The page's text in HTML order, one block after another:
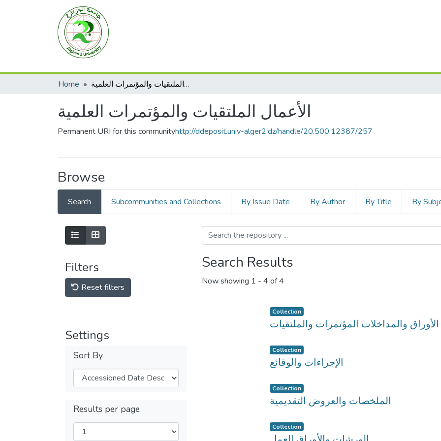
Home الأعمال الملتقيات والمؤتمرات العلمية
الأعمال الملتقيات والمؤتمرات العلمية
Permanent URI for this communityhttp://ddeposit.univ-alger2.dz/handle/20.500.12387/257
Browse
Search Subcommunities and Collections By Issue Date By Author By Title By
Filters
Reset filters
Settings
Sort By
Results per page
Search Results
Now showing 1 - 4 of 4
Collection
الأوراق والمداخلات المؤتمرات والملتقيات
Collection
الإجراءات والوقائع
Collection
الملخصات والعروض التقديمية
Collection